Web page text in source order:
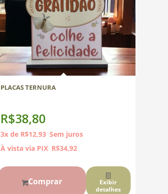
PLACAS TERNURA
R$38,80
3x de R$12,93 Sem juros
À vista via PIX R$34,92
Comprar
Exibir
detalhes